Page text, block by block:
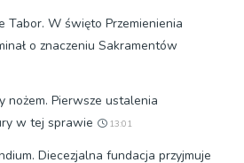
Tabor. W święto Przemienienia
o znaczeniu Sakramentów
nożem. Pierwsze ustalenia
w tej sprawie
13:01
Diecezjalna fundacja przyjmuje